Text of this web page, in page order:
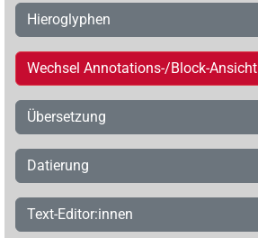
Hieroglyphen
Wechsel Annotations-/Block-Ansicht
Übersetzung
Datierung
Text-Editor:innen